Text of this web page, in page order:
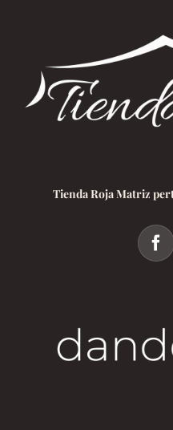
Tienda Roja Matriz